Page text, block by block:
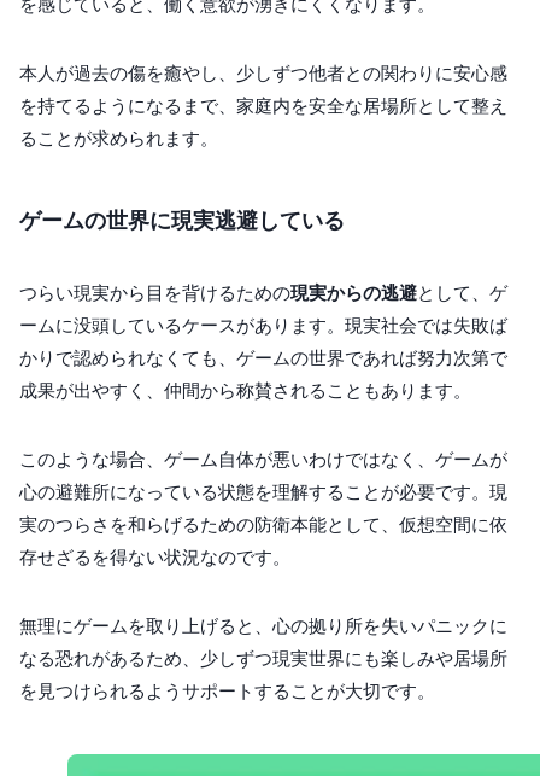
を感じていると、働く意欲が湧きにくくなります。
本人が過去の傷を癒やし、少しずつ他者との関わりに安心感
を持てるようになるまで、家庭内を安全な居場所として整え
ることが求められます。
ゲームの世界に現実逃避している
つらい現実から目を背けるための現実からの逃避として、ゲ
ームに没頭しているケースがあります。現実社会では失敗ば
かりで認められなくても、ゲームの世界であれば努力次第で
成果が出やすく、仲間から称賛されることもあります。
このような場合、ゲーム自体が悪いわけではなく、ゲームが
心の避難所になっている状態を理解することが必要です。現
実のつらさを和らげるための防衛本能として、仮想空間に依
存せざるを得ない状況なのです。
無理にゲームを取り上げると、心の拠り所を失いパニックに
なる恐れがあるため、少しずつ現実世界にも楽しみや居場所
を見つけられるようサポートすることが大切です。